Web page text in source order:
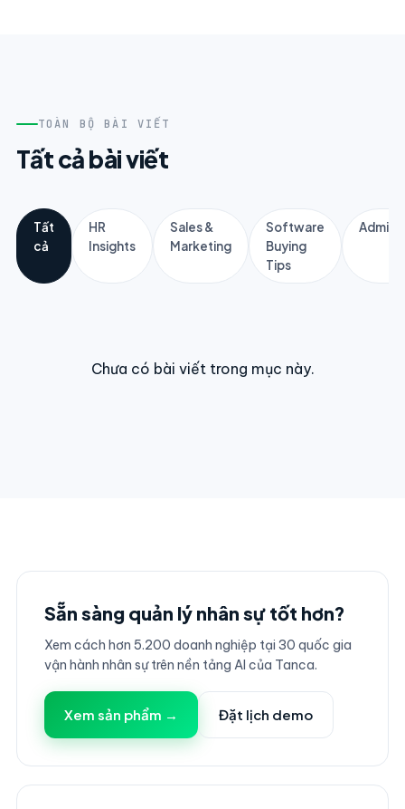
TOÀN BỘ BÀI VIẾT
Tất cả bài viết
Tất
cả
HR
Insights
Sales &
Marketing
Software
Buying
Tips
Chưa có bài viết trong mục này.
Sẵn sàng quản lý nhân sự tốt hơn?
Xem cách hơn 5.200 doanh nghiệp tại 30 quốc gia
vận hành nhân sự trên nền tảng AI của Tanca.
Xem sản phẩm → Đặt lịch demo